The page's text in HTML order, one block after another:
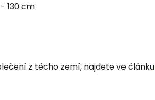
130 cm
z těcho zemí, najdete ve článku